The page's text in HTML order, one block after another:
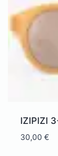
IZIPIZI
30,00€